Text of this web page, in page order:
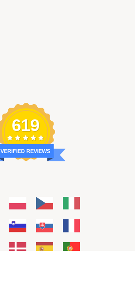
619
VERIFIED REVIEWS